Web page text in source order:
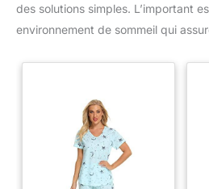
des solutions simples. L’important
environnement de sommeil qui